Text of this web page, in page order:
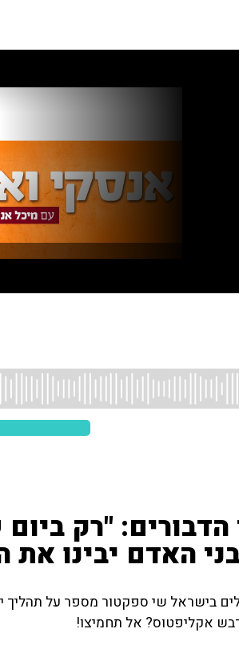
הדבורים: "רק
האדם יבינו את
בישראל שי ספקטור מספר על תהליך
אקליפטוס? אל תחמיצו!